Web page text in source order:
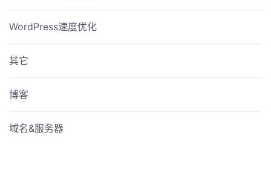
WordPress速度优化
其它
博客
域名&服务器